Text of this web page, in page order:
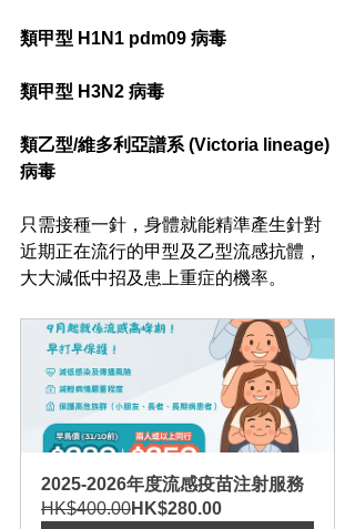
類甲型 H1N1 pdm09 病毒
類甲型 H3N2 病毒
類乙型/維多利亞譜系 (Victoria lineage)
病毒
只需接種一針，身體就能精準產生針對
近期正在流行的甲型及乙型流感抗體，
大大減低中招及患上重症的機率。
2025-2026年度流感疫苗注射服務
HK$400.00HK$280.00